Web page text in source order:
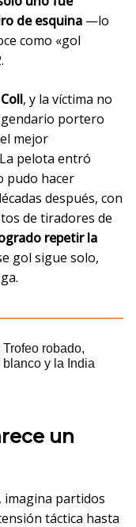
de esquina —lo
como «gol
, y la víctima no
portero
mejor
pelota entró
pudo hacer
después, con
de tiradores de
repetir la
gol sigue solo,
un
imagina partidos
táctica hasta